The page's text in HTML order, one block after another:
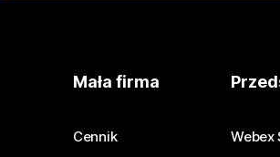
Mała firma
Cennik
Webex